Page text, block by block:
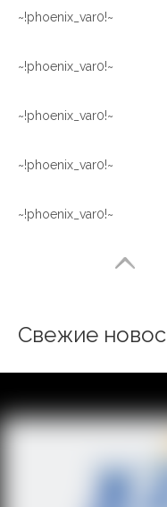
~!phoenix_var0!~
~!phoenix_var0!~
~!phoenix_var0!~
~!phoenix_var0!~
~!phoenix_var0!~
Свежие